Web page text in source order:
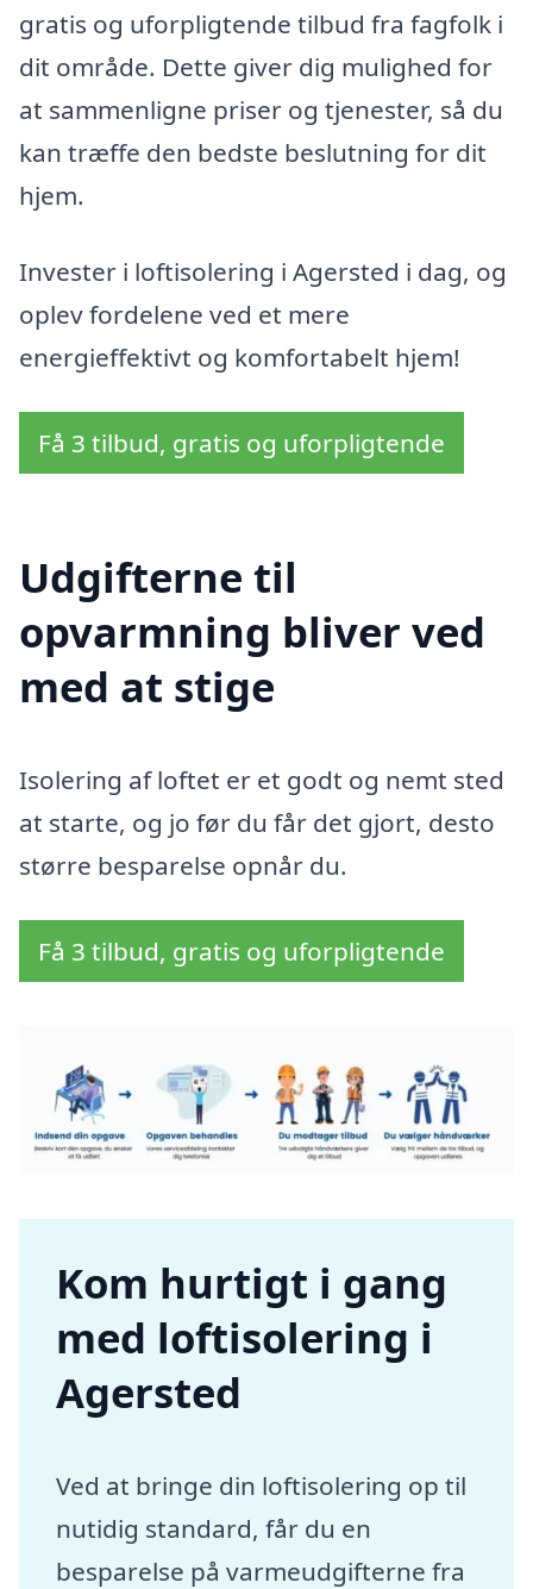
gratis og uforpligtende tilbud fra fagfolk i
dit område. Dette giver dig mulighed for
at sammenligne priser og tjenester, så du
kan træffe den bedste beslutning for dit
hjem.
Invester i loftisolering i Agersted i dag, og
oplev fordelene ved et mere
energieffektivt og komfortabelt hjem!
Få 3 tilbud, gratis og uforpligtende
Udgifterne til
opvarmning bliver ved
med at stige
Isolering af loftet er et godt og nemt sted
at starte, og jo før du får det gjort, desto
større besparelse opnår du.
Få 3 tilbud, gratis og uforpligtende
Kom hurtigt i gang
med loftisolering i
Agersted
Ved at bringe din loftisolering op til
nutidig standard, får du en
besparelse på varmeudgifterne fra